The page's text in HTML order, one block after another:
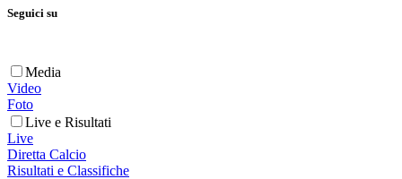
Seguici su
Media
Video
Foto
Live e Risultati
Live
Diretta Calcio
Risultati e Classifiche